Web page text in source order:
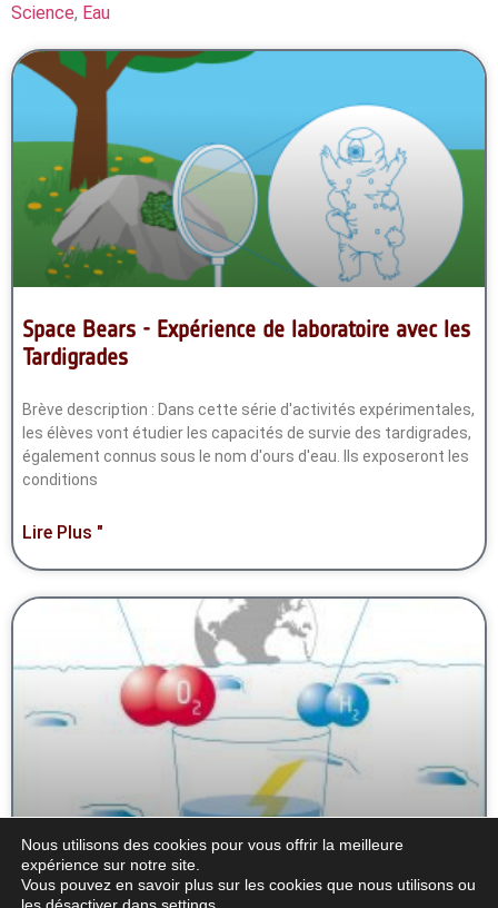
Science, Eau
Space Bears - Expérience de laboratoire avec les
Tardigrades
Brève description : Dans cette série d'activités expérimentales,
les élèves vont étudier les capacités de survie des tardigrades,
également connus sous le nom d'ours d'eau. Ils exposeront les
conditions
Lire Plus "
L'énergie de l'eau - Comment produire de
Nous utilisons des cookies pour vous offrir la meilleure
expérience sur notre site.
Vous pouvez en savoir plus sur les cookies que nous utilisons ou